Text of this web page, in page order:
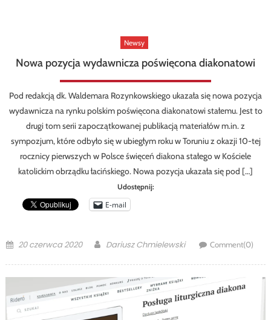
Newsy
Nowa pozycja wydawnicza poświęcona diakonatowi
Pod redakcją dk. Waldemara Rozynkowskiego ukazała się nowa pozycja
wydawnicza na rynku polskim poświęcona diakonatowi stałemu. Jest to
drugi tom serii zapoczątkowanej publikacją materiałów m.in. z
sympozjum, które odbyło się w ubiegłym roku w Toruniu z okazji 10-tej
rocznicy pierwszych w Polsce święceń diakona stałego w Kościele
katolickim obrządku łacińskiego. Nowa pozycja ukazała się pod […]
Udostępnij:
E-mail
Posted
20 czerwca 2020 Author
Dariusz Chmielewski Comment(0)